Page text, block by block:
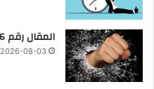
المقال رقم 6 من سلسلة ” عيادة القلوب “
2026-08-03